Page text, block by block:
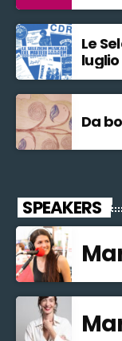
Le
luglio
Da
SPEAKERS